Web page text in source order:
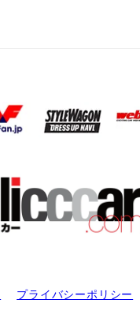
プライバシーポリシー